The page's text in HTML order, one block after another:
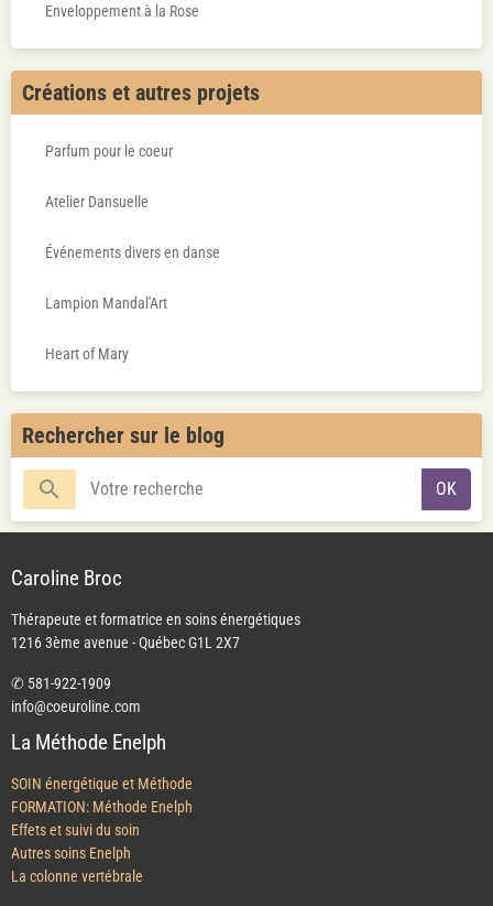
Enveloppement à la Rose
Créations et autres projets
Parfum pour le coeur
Atelier Dansuelle
Événements divers en danse
Lampion Mandal'Art
Heart of Mary
Rechercher sur le blog
OK
Caroline Broc
Thérapeute et formatrice en soins énergétiques
1216 3ème avenue - Québec G1L 2X7
✆ 581-922-1909
info@coeuroline.com
La Méthode Enelph
SOIN énergétique et Méthode
FORMATION: Méthode Enelph
Effets et suivi du soin
Autres soins Enelph
La colonne vertébrale